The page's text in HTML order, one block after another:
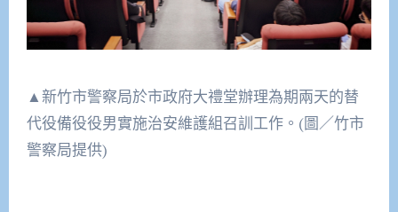
▲新竹市警察局於市政府大禮堂辦理為期兩天的替
代役備役役男實施治安維護組召訓工作。(圖／竹市
警察局提供)